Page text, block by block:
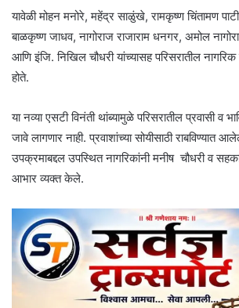
यावेळी मोहन मनोरे, महेंद्र साळुंखे, रामकृष्ण चिंतामण
बाळकृष्ण जाधव, नागोराज राजाराम धनगर, अमोल
आणि इंजि. निखिल चौधरी यांच्यासह परिसरातील
होते.
या नव्या एसटी विनंती थांब्यामुळे परिसरातील प्रवासी व
जावे लागणार नाही. प्रवाशांच्या सोयीसाठी राबविण्यात
उपक्रमाबद्दल उपस्थित नागरिकांनी मनीष चौधरी व
आभार व्यक्त केले.